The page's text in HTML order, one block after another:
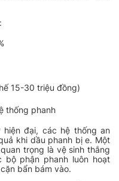
15-30 triệu đồng)
thống phanh
đại, các hệ thống an
khi dầu phanh bị e. Một
trọng là vệ sinh thắng
phận phanh luôn hoạt
bẩn bám vào.